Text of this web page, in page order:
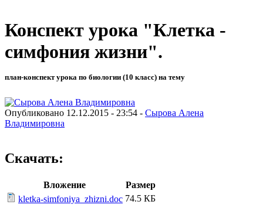
Конспект урока "Клетка -
симфония жизни".
план-конспект урока по биологии (10 класс) на тему
Опубликовано 12.12.2015 - 23:54 - Сырова Алена
Владимировна
Скачать:
Вложение
Размер
kletka-simfoniya_zhizni.doc 74.5 КБ